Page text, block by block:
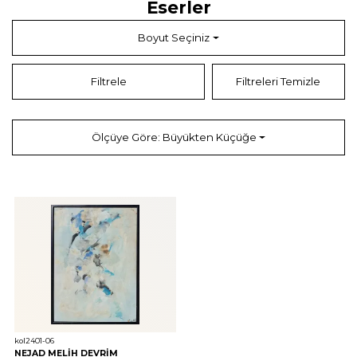
Nejad Melih Devrim, 1983 yılında Paris’teki evinde hayatını kaybetti.
Sanatçı, yaşadığı süre boyunca soyut sanatın önde gelen temsilcilerinden
biri olarak anıldı ve Türk modern sanatının uluslararası alanda
ve yurtdışında pek çok önemli sergide yer aldı ve retrospektif sergilerle
sanatçı olduğunu göstermektedir.
Nejad Melih Devrim’in mirası, sanatındaki yenilikçi yaklaşımı ve soyut
sanatın sınırlarını zorlayan çalışmalarıyla yaşamaktadır. Onun eserleri, Türk
düşünsel yolculuk sunmaktadır.
Eserler
Boyut Seçiniz
Filtrele Filtreleri Temizle
Ölçüye Göre: Büyükten Küçüğe
kol2401-06
NEJAD MELİH DEVRİM